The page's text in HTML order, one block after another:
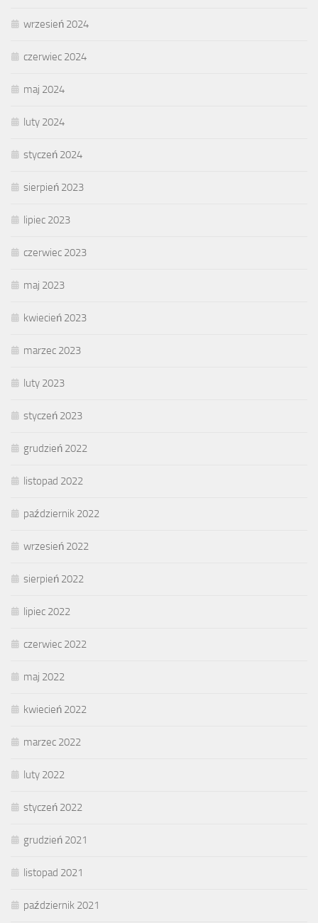
wrzesień 2024
czerwiec 2024
maj 2024
luty 2024
styczeń 2024
sierpień 2023
lipiec 2023
czerwiec 2023
maj 2023
kwiecień 2023
marzec 2023
luty 2023
styczeń 2023
grudzień 2022
listopad 2022
październik 2022
wrzesień 2022
sierpień 2022
lipiec 2022
czerwiec 2022
maj 2022
kwiecień 2022
marzec 2022
luty 2022
styczeń 2022
grudzień 2021
listopad 2021
październik 2021